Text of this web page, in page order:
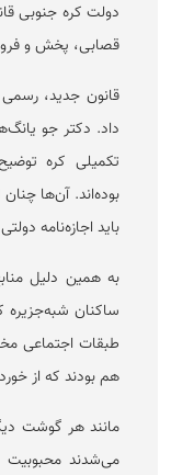
دولت کره جنوبی
قصابی، پخش و
قانون جدید،
داد. دکتر جو
تکمیلی کره
باید اجازه‌نامه
به همین دلیل
ساکنان
طبقات اجتماعی
هم بودند که از
مانند هر گوشت
می‌شدند